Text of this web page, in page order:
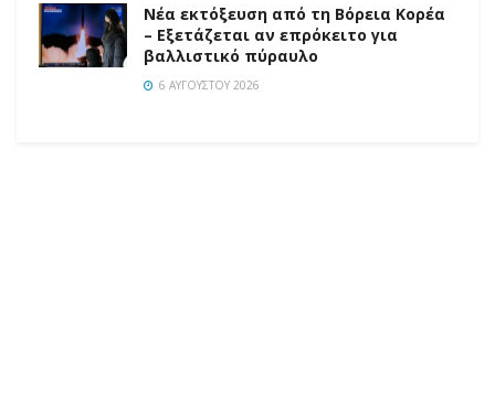
Νέα εκτόξευση από τη Βόρεια Κορέα
– Εξετάζεται αν επρόκειτο για
βαλλιστικό πύραυλο
6 ΑΥΓΟΎΣΤΟΥ 2026